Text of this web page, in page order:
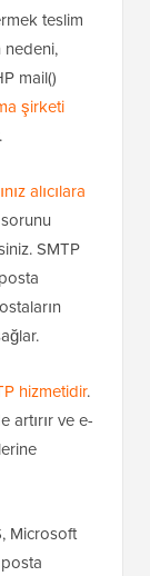
teslim
nedeni,
mail()
şirketi
alıcılara
SMTP
hizmetidir.
artırır ve e-
Microsoft